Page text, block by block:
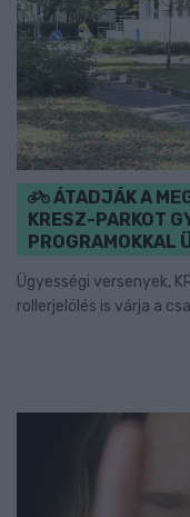
ÁTADJÁK A
KRESZ-PARKOT
PROGRAMOKKAL
Ügyességi versenyek,
rollerjelölés is várja a